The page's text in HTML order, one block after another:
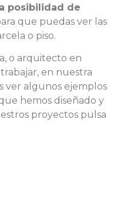
posibilidad de
que puedas ver las
o piso.
o arquitecto en
en nuestra
ver algunos ejemplos
hemos diseñado y
proyectos pulsa